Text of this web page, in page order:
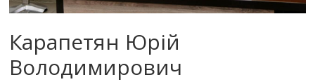
Карапетян Юрій
Володимирович